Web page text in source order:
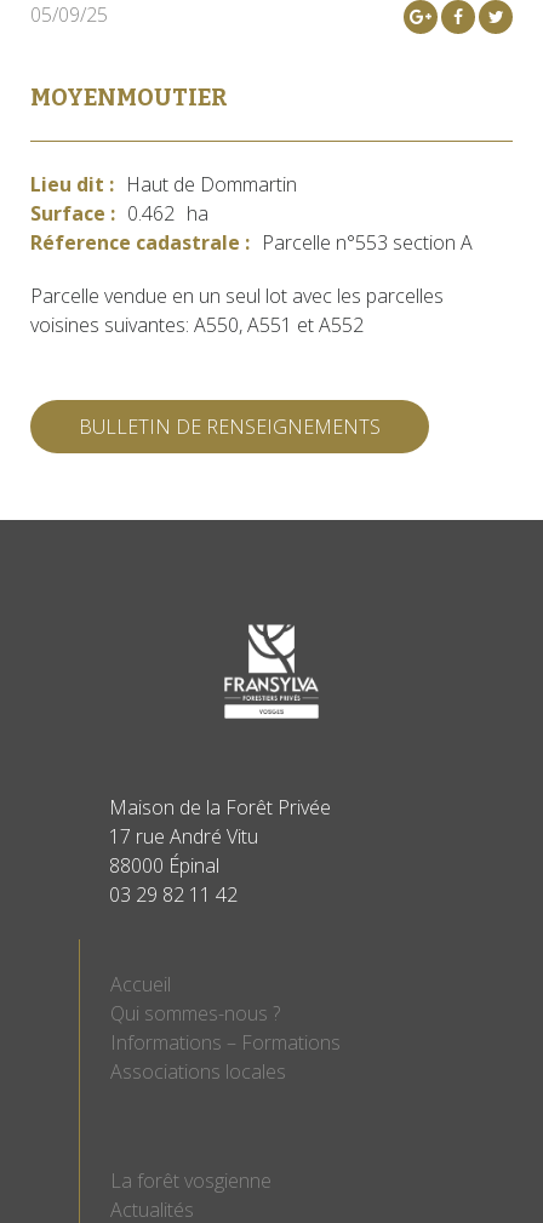
05/09/25
MOYENMOUTIER
Lieu dit : Haut de Dommartin
Surface : 0.462 ha
Réference cadastrale : Parcelle n°553 section A
Parcelle vendue en un seul lot avec les parcelles
voisines suivantes: A550, A551 et A552
BULLETIN DE RENSEIGNEMENTS
Maison de la Forêt Privée
17 rue André Vitu
88000 Épinal
03 29 82 11 42
Accueil
Qui sommes-nous ?
Informations – Formations
Associations locales
La forêt vosgienne
Actualités